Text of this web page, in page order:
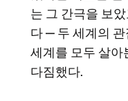
는 그 간극을 보
다 — 두 세계의
세계를 모두 살아
다짐했다.